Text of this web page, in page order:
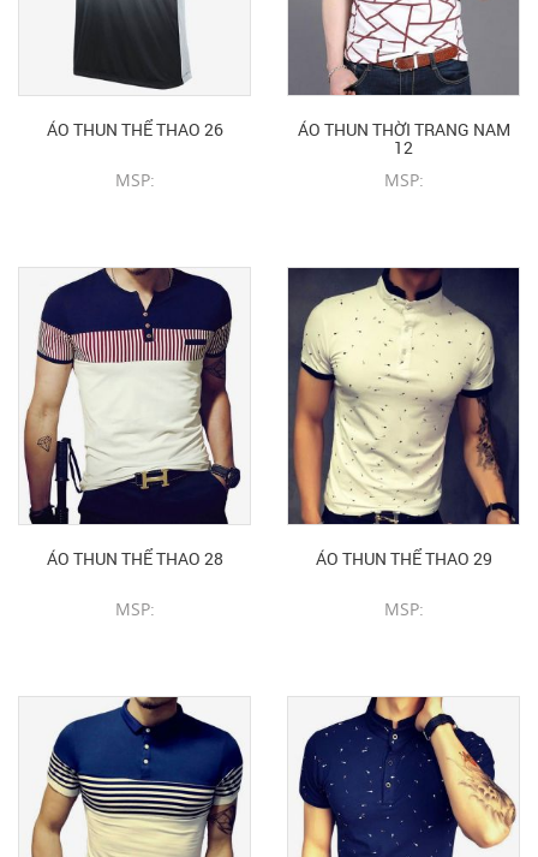
ÁO THUN THỂ THAO 26
MSP:
ÁO THUN THỜI TRANG NAM
12
MSP:
ÁO THUN THỂ THAO 28
MSP:
ÁO THUN THỂ THAO 29
MSP: